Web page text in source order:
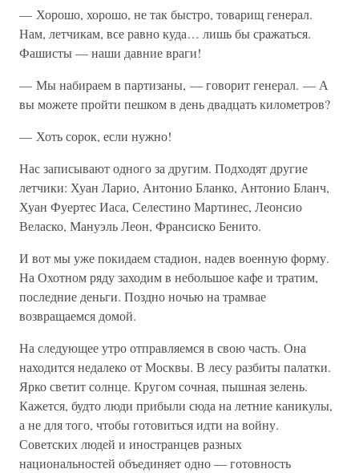
— Хорошо, хорошо, не так быстро, товарищ генерал.
Нам, летчикам, все равно куда… лишь бы сражаться.
Фашисты — наши давние враги!
— Мы набираем в партизаны, — говорит генерал. — А
вы можете пройти пешком в день двадцать километров?
— Хоть сорок, если нужно!
Нас записывают одного за другим. Подходят другие
летчики: Хуан Ларио, Антонио Бланко, Антонио Бланч,
Хуан Фуертес Иаса, Селестино Мартинес, Леонсио
Веласко, Мануэль Леон, Франсиско Бенито.
И вот мы уже покидаем стадион, надев военную форму.
На Охотном ряду заходим в небольшое кафе и тратим,
последние деньги. Поздно ночью на трамвае
возвращаемся домой.
На следующее утро отправляемся в свою часть. Она
находится недалеко от Москвы. В лесу разбиты палатки.
Ярко светит солнце. Кругом сочная, пышная зелень.
Кажется, будто люди прибыли сюда на летние каникулы,
а не для того, чтобы готовиться идти на войну.
Советских людей и иностранцев разных
национальностей объединяет одно — готовность